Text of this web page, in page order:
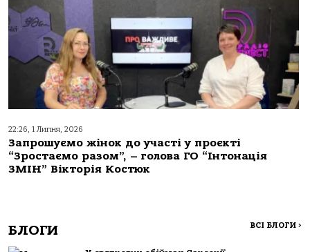
22:26, 1 Липня, 2026
Запрошуємо жінок до участі у проєкті
“Зростаємо разом”, – голова ГО “Інтонація
ЗМІН” Вікторія Костюк
БЛОГИ ВСІ БЛОГИ >